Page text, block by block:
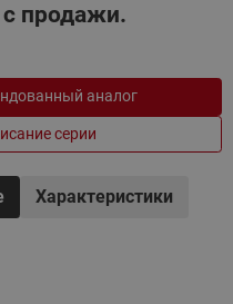
продажи.
аналог
серии
Характеристики